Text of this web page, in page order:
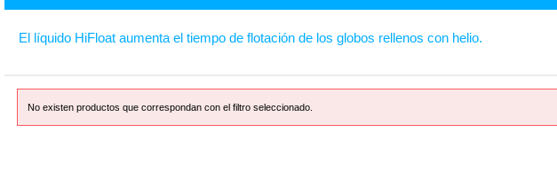
El líquido HiFloat aumenta el tiempo de flotación de los globos rellenos con helio.
No existen productos que correspondan con el filtro seleccionado.